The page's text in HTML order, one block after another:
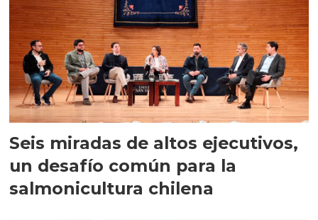
Seis miradas de altos ejecutivos,
un desafío común para la
salmonicultura chilena